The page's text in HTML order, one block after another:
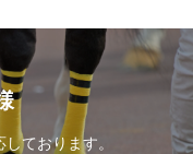
ております。